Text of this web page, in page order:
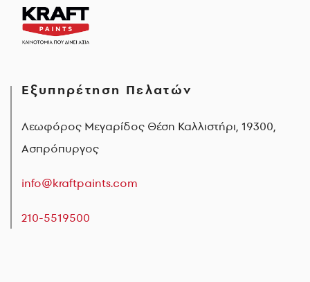
Εξυπηρέτηση Πελατών
Λεωφόρος Μεγαρίδος Θέση Καλλιστήρι, 19300,
Ασπρόπυργος
info@kraftpaints.com
210-5519500